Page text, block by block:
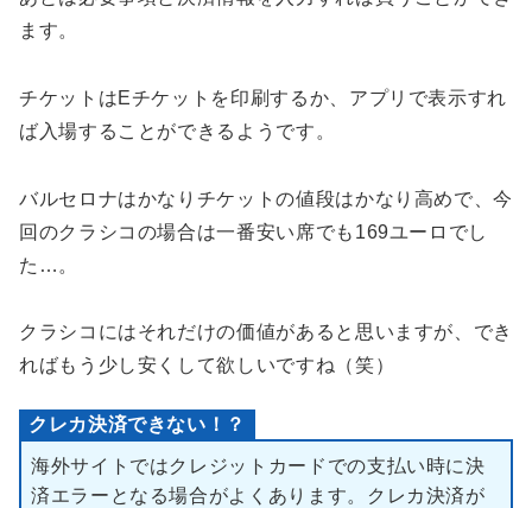
ます。
チケットはEチケットを印刷するか、アプリで表示すれ
ば入場することができるようです。
バルセロナはかなりチケットの値段はかなり高めで、今
回のクラシコの場合は一番安い席でも169ユーロでし
た…。
クラシコにはそれだけの価値があると思いますが、でき
ればもう少し安くして欲しいですね（笑）
クレカ決済できない！？
海外サイトではクレジットカードでの支払い時に決
済エラーとなる場合がよくあります。クレカ決済が